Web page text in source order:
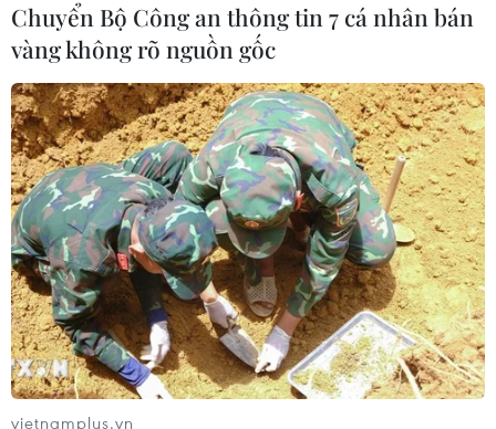
Chuyển Bộ Công an thông tin 7 cá nhân bán
vàng không rõ nguồn gốc
vietnamplus.vn